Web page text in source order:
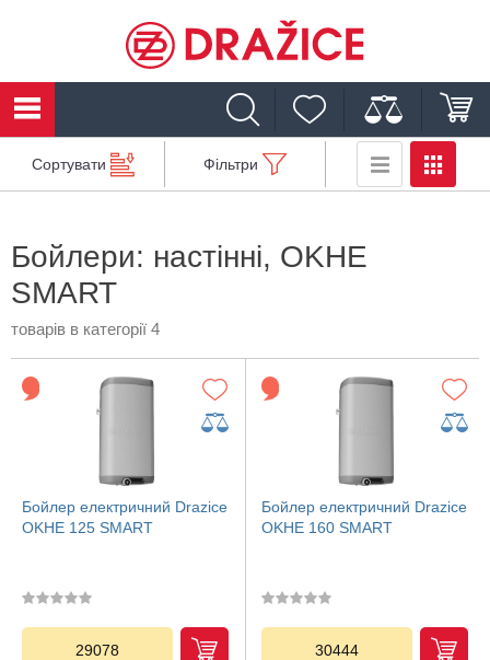
Сортувати Фільтри
Бойлери: настінні, OKHE
SMART
товарів в категорії 4
Бойлер електричний Drazice
OKHE 125 SMART
29078
Бойлер електричний Drazice
OKHE 160 SMART
30444